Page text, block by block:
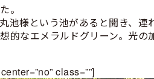
。
様という池があると聞き、連
なエメラルドグリーン。光の
class=””]